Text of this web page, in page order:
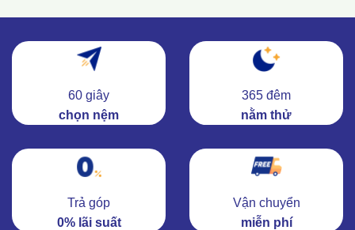
60 giây
chọn nệm
365 đêm
nằm thử
Trả góp
0% lãi suất
Vận chuyển
miễn phí